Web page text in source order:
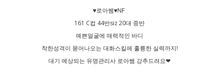
♥로아쌤♥NF
161 C컵 44반siz 20대 중반
예쁜얼굴에 매력적인 바디
착한성격이 묻어나오는 대화스킬에 훌륭한 실력까지!
대기 예상되는 유명관리사 로아쌤 강추드려요❤